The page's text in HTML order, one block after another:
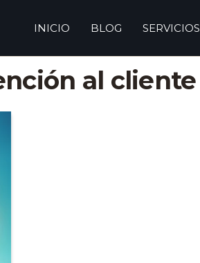
INICIO BLOG SERVICIOS
al cliente